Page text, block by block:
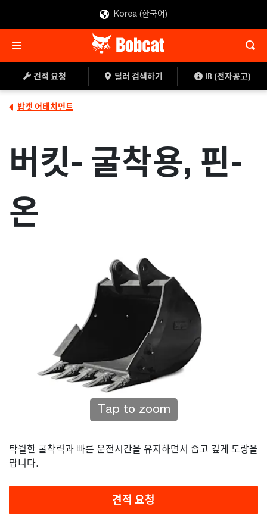
Korea (한국어)
견적 요청 딜러 검색하기 IR (전자공고)
밥캣 어태치먼트
버킷- 굴착용, 핀-
온
Tap to zoom
탁월한 굴착력과 빠른 운전시간을 유지하면서 좁고 깊게 도랑을
팝니다.
견적 요청